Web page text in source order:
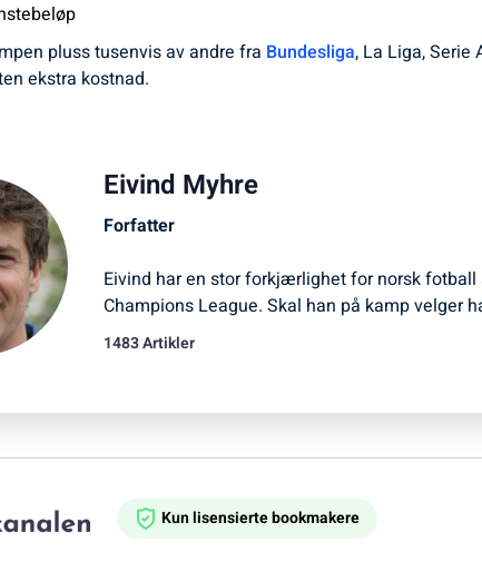
pluss tusenvis av andre fra Bundesliga, La Liga, Serie
ekstra kostnad.
Eivind Myhre
Forfatter
Eivind har en stor forkjærlighet for norsk
Champions League. Skal han på kamp velger
1483 Artikler
Kun lisensierte bookmakere